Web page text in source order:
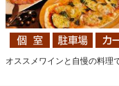
オススメワインと自慢の料理